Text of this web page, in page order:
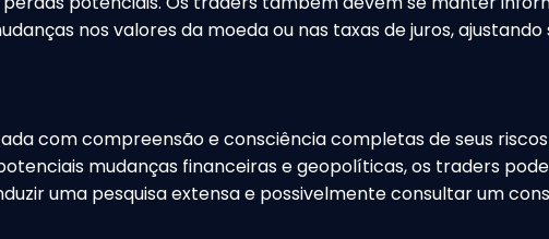
nos valores da moeda ou nas taxas de juros, ajustando
com compreensão e consciência completas de seus
mudanças financeiras e geopolíticas, os traders
uma pesquisa extensa e possivelmente consultar um